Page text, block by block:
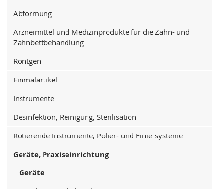
Abformung
Arzneimittel und Medizinprodukte für die Zahn- und
Zahnbettbehandlung
Röntgen
Einmalartikel
Instrumente
Desinfektion, Reinigung, Sterilisation
Rotierende Instrumente, Polier- und Finiersysteme
Geräte, Praxiseinrichtung
Geräte